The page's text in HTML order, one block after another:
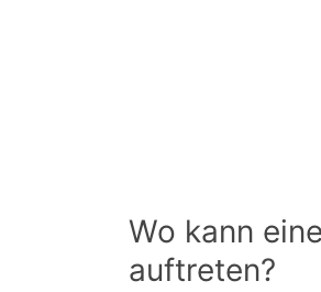
Wo kann
auftreten?